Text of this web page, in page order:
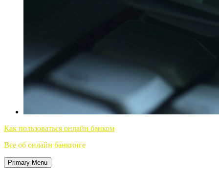
Как пользоваться онлайн банком
Все об онлайн банкинге
Primary Menu